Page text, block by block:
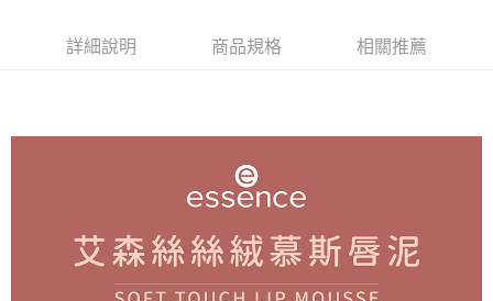
詳細說明 商品規格 相關推薦